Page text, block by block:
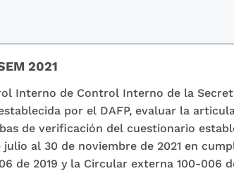
2021
Interno de Control Interno de la
por el DAFP, evaluar la
de verificación del cuestionario
al 30 de noviembre de 2021 en
de 2019 y la Circular externa 100-006